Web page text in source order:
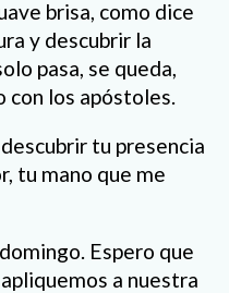
brisa, como dice
y descubrir la
pasa, se queda,
con los apóstoles.
tu presencia
tu mano que me
Espero que
a nuestra